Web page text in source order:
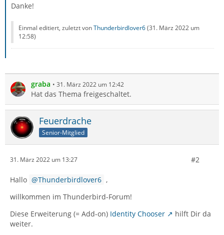
Danke!
Einmal editiert, zuletzt vonThunderbirdlover6(31. März 2022 um
12:58)
graba 31. März 2022 um 12:42
Hat das Thema freigeschaltet.
Feuerdrache
Senior-Mitglied
31. März 2022 um 13:27 #2
Hallo Thunderbirdlover6 ,
willkommen im Thunderbird-Forum!
Diese Erweiterung (= Add-on) Identity Chooser
hilft Dir da
weiter.